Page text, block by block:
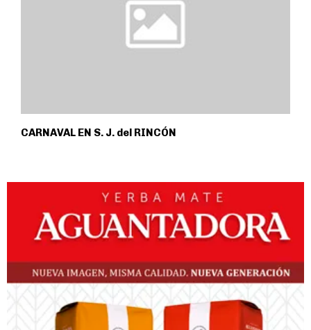
CARNAVAL EN S. J. del RINCÓN